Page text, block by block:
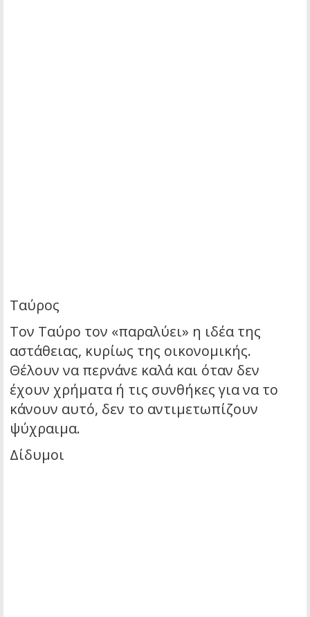
Ταύρος
Τον Ταύρο τον «παραλύει» η ιδέα της
αστάθειας, κυρίως της οικονομικής.
Θέλουν να περνάνε καλά και όταν δεν
έχουν χρήματα ή τις συνθήκες για να το
κάνουν αυτό, δεν το αντιμετωπίζουν
ψύχραιμα.
Δίδυμοι